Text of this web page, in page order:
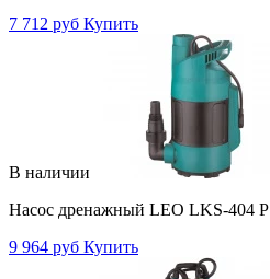
7 712 руб Купить
В наличии
Насос дренажный LEO LKS-404 P
9 964 руб Купить